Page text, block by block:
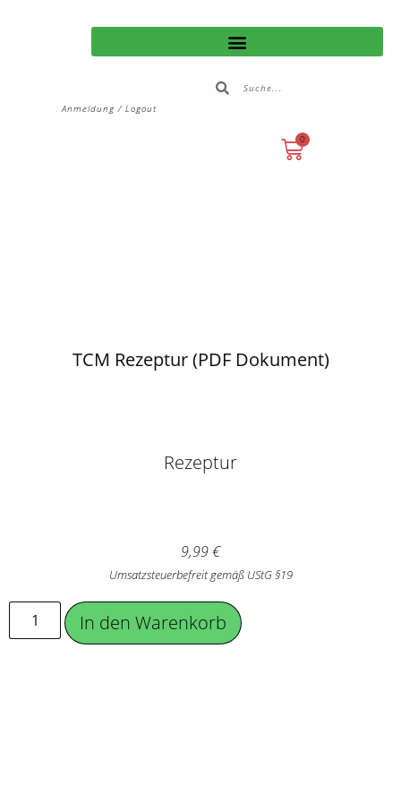
Anmeldung / Logout
0
TCM Rezeptur (PDF Dokument)
Rezeptur
9,99€
Umsatzsteuerbefreit gemäß UStG §19
In den Warenkorb